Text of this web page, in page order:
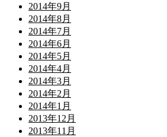
2014年9月
2014年8月
2014年7月
2014年6月
2014年5月
2014年4月
2014年3月
2014年2月
2014年1月
2013年12月
2013年11月